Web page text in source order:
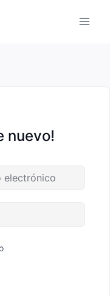
nuevo!